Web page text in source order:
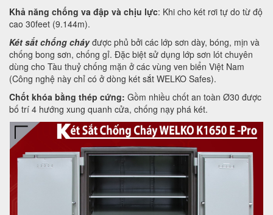
Khả năng chống va đập và chịu lực: Khi cho két rơi tự do từ độ
cao 30feet (9.144m).
Két sắt chống cháyđược phủ bởi các lớp sơn dày, bóng, mịn và
chống bong sơn, chống gỉ. Đặc biệt sử dụng lớp sơn lót chuyên
dùng cho Tàu thuỷ chống mặn ở các vùng ven biển Việt Nam
(Công nghệ này chỉ có ở dòng két sắt WELKO Safes).
Chốt khóa bằng thép cứng: Gồm nhiều chốt an toàn Ø30 được
bố trí 4 hướng xung quanh cửa, chống nạy phá két.